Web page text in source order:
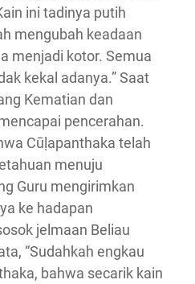
ini tadinya putih
mengubah keadaan
menjadi kotor. Semua
kekal adanya.” Saat
Kematian dan
pencerahan.
Cūḷapanthaka telah
menuju
Guru mengirimkan
ke hadapan
jelmaan Beliau
“Sudahkah engkau
bahwa secarik kain